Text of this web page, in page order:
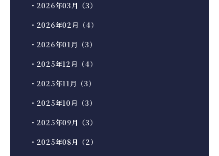
・2026年03月（3）
・2026年02月（4）
・2026年01月（3）
・2025年12月（4）
・2025年11月（3）
・2025年10月（3）
・2025年09月（3）
・2025年08月（2）